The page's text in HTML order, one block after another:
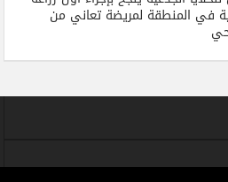
في المنطقة لمريضة تعاني من